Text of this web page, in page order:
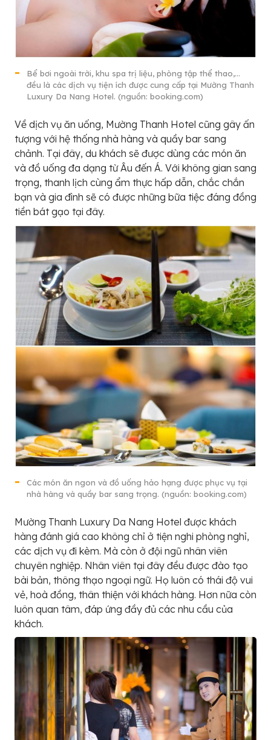
Bể bơi ngoài trời, khu spa trị liệu, phòng tập thể thao,…
đều là các dịch vụ tiện ích được cung cấp tại Mường Thanh
Luxury Da Nang Hotel. (nguồn: booking.com)
Về dịch vụ ăn uống, Mường Thanh Hotel cũng gây ấn
tượng với hệ thống nhà hàng và quầy bar sang
chảnh. Tại đây, du khách sẽ được dùng các món ăn
và đồ uống đa dạng từ Âu đến Á. Với không gian sang
trọng, thanh lịch cùng ẩm thực hấp dẫn, chắc chắn
bạn và gia đình sẽ có được những bữa tiệc đáng đồng
tiền bát gạo tại đây.
Các món ăn ngon và đồ uống hảo hạng được phục vụ tại
nhà hàng và quầy bar sang trọng. (nguồn: booking.com)
Mường Thanh Luxury Da Nang Hotel được khách
hàng đánh giá cao không chỉ ở tiện nghi phòng nghỉ,
các dịch vụ đi kèm. Mà còn ở đội ngũ nhân viên
chuyên nghiệp. Nhân viên tại đây đều được đào tạo
bài bản, thông thạo ngoại ngữ. Họ luôn có thái độ vui
vẻ, hoà đồng, thân thiện với khách hàng. Hơn nữa còn
luôn quan tâm, đáp ứng đầy đủ các nhu cầu của
khách.